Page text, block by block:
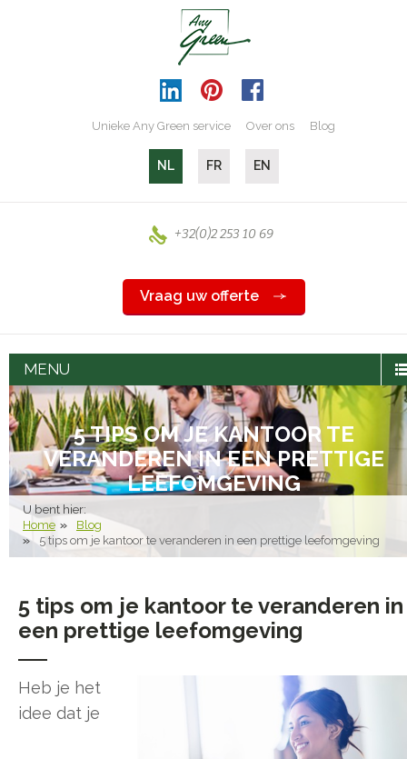
Unieke Any Green service Over ons Blog
NL FR EN
+32(0)2 253 10 69
Vraag uw offerte
MENU
5 TIPS OM JE KANTOOR TE
VERANDEREN IN EEN PRETTIGE
LEEFOMGEVING
U bent hier:
Home
Blog
5 tips om je kantoor te veranderen in een prettige leefomgeving
5 tips om je kantoor te veranderen in
een prettige leefomgeving
Heb je het
idee dat je